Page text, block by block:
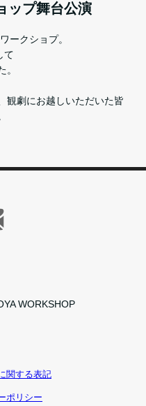
ップ舞台公演
ークショプ。
て
観劇にお越しいただいた皆
WORKSHOP
関する表記
ポリシー